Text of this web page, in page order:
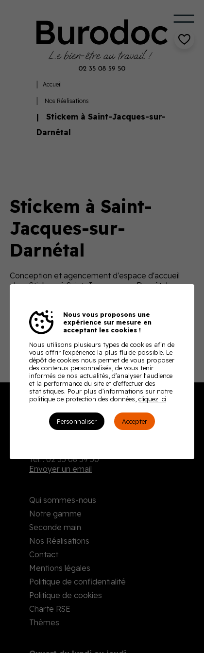
Accueil
Nos Réalisations
Stickem à Saint-Jacques-sur-
Darnétal
Stickem à Saint-
Jacques-sur-
Darnétal
Conception et agencement d'espace d'accueil
chez Stickem à Saint-Jacques-sur-Darnétal.
Burodoc
Tél. : 02 35 08 59 50
Envoyer un email
Qui sommes-nous
Notre gamme
Seconde main
Nos Réalisations
Contact
Mentions légales
Politique de confidentialité
Politique de cookies
Charte RSE
Thèmes
Nous vous proposons une
expérience sur mesure en
acceptant les cookies !
Nous utilisons plusieurs types de cookies afin de
vous offrir l’expérience la plus fluide possible. Le
dépôt de cookies nous permet de vous proposer
des contenus personnalisés, de vous tenir
informés de nos actualités, d’analyser l'audience
et la performance du site et d’effectuer des
statistiques. Pour plus d’informations sur notre
politique de protection des données, cliquez ici
Personnaliser Accepter